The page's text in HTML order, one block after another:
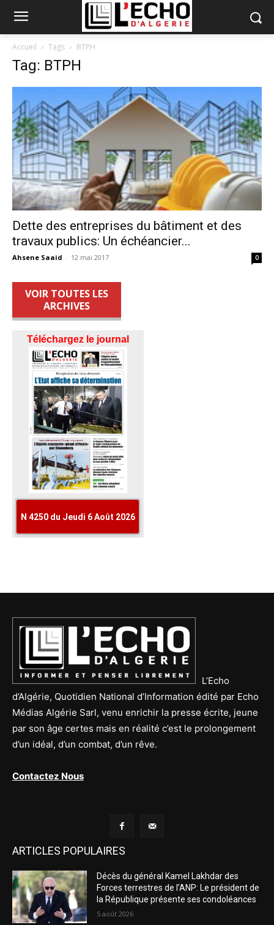
Accueil Tags BTPH
Tag: BTPH
Dette des entreprises du bâtiment et des
travaux publics: Un échéancier...
Ahsene Saaid - 12 mai 2017 0
VOIR TOUTES LES
ARCHIVES
L’Echo
d’Algérie, Quotidien National d’Information édité par Echo
Médias Algérie Sarl, venu enrichir la presse écrite, jeune
par son âge certes mais en réalité c’est le prolongement
d’un idéal, d’un combat, d’un rêve.
Contactez Nous
ARTICLES POPULAIRES
Décès du général Kamel Lakhdar des
Forces terrestres de l’ANP: Le président de
la République présente ses condoléances
5 août 2026